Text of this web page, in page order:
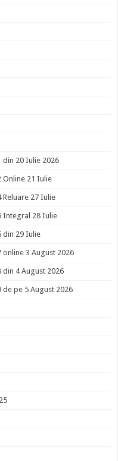
din 20 Iulie 2026
Online 21 Iulie
Reluare 27 Iulie
Integral 28 Iulie
din 29 Iulie
online 3 August 2026
din 4 August 2026
de pe 5 August 2026